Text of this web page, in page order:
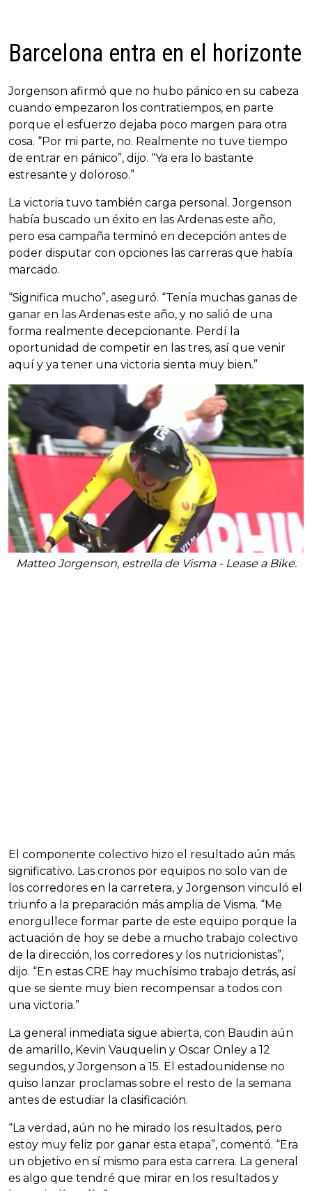
Barcelona entra en el horizonte
Jorgenson afirmó que no hubo pánico en su cabeza
cuando empezaron los contratiempos, en parte
porque el esfuerzo dejaba poco margen para otra
cosa. “Por mi parte, no. Realmente no tuve tiempo
de entrar en pánico”, dijo. “Ya era lo bastante
estresante y doloroso.”
La victoria tuvo también carga personal. Jorgenson
había buscado un éxito en las Ardenas este año,
pero esa campaña terminó en decepción antes de
poder disputar con opciones las carreras que había
marcado.
“Significa mucho”, aseguró. “Tenía muchas ganas de
ganar en las Ardenas este año, y no salió de una
forma realmente decepcionante. Perdí la
oportunidad de competir en las tres, así que venir
aquí y ya tener una victoria sienta muy bien.”
Matteo Jorgenson, estrella de Visma - Lease a Bike.
El componente colectivo hizo el resultado aún más
significativo. Las cronos por equipos no solo van de
los corredores en la carretera, y Jorgenson vinculó el
triunfo a la preparación más amplia de Visma. “Me
enorgullece formar parte de este equipo porque la
actuación de hoy se debe a mucho trabajo colectivo
de la dirección, los corredores y los nutricionistas”,
dijo. “En estas CRE hay muchísimo trabajo detrás, así
que se siente muy bien recompensar a todos con
una victoria.”
La general inmediata sigue abierta, con Baudin aún
de amarillo, Kevin Vauquelin y Oscar Onley a 12
segundos, y Jorgenson a 15. El estadounidense no
quiso lanzar proclamas sobre el resto de la semana
antes de estudiar la clasificación.
“La verdad, aún no he mirado los resultados, pero
estoy muy feliz por ganar esta etapa”, comentó. “Era
un objetivo en sí mismo para esta carrera. La general
es algo que tendré que mirar en los resultados y